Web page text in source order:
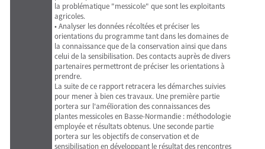
la problématique "messicole" que sont les exploitants
agricoles.
• Analyser les données récoltées et préciser les
orientations du programme tant dans les domaines de
la connaissance que de la conservation ainsi que dans
celui de la sensibilisation. Des contacts auprès de divers
partenaires permettront de préciser les orientations à
prendre.
La suite de ce rapport retracera les démarches suivies
pour mener à bien ces travaux. Une première partie
portera sur l'amélioration des connaissances des
plantes messicoles en Basse-Normandie : méthodologie
employée et résultats obtenus. Une seconde partie
portera sur les objectifs de conservation et de
sensibilisation en développant le résultat des rencontres